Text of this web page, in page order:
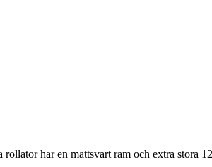
har en mattsvart ram och extra stora